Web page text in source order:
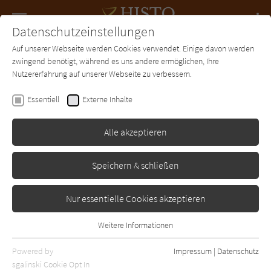
SUCHE Forum Charts Newsletter
Renata Schumann
Ein starkes Weib
Erschienen: Januar 1996 Bibliogr. Angaben
Datenschutzeinstellungen
Auf unserer Webseite werden Cookies verwendet. Einige davon werden
zwingend benötigt, während es uns andere ermöglichen, Ihre
Nutzererfahrung auf unserer Webseite zu verbessern.
Essentiell Externe Inhalte
Alle akzeptieren
Speichern & schließen
Nur essentielle Cookies akzeptieren
Essentielle Cookies werden für grundlegende Funktionen der
Webseite benötigt. Dadurch ist gewährleistet, dass die Webseite
Weitere Informationen
Powered by
sgalinski Cookie Opt In
Impressum | Datenschutz